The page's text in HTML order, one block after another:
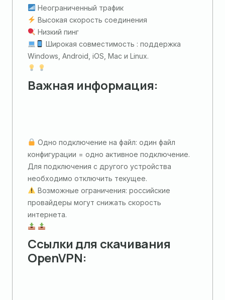
Неограниченный трафик
Высокая скорость соединения
Низкий пинг
Широкая совместимость : поддержка
Windows, Android, iOS, Mac и Linux.
Важная информация:
Одно подключение на файл: один файл
конфигурации = одно активное подключение.
Для подключения с другого устройства
необходимо отключить текущее.
Возможные ограничения: российские
провайдеры могут снижать скорость
интернета.
Ссылки для скачивания
OpenVPN: